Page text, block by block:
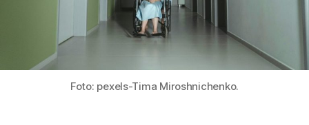
Foto: pexels-Tima Miroshnichenko.